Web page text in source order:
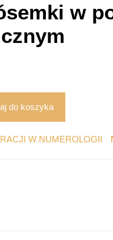
w
do koszyka
W NUMEROLOGII